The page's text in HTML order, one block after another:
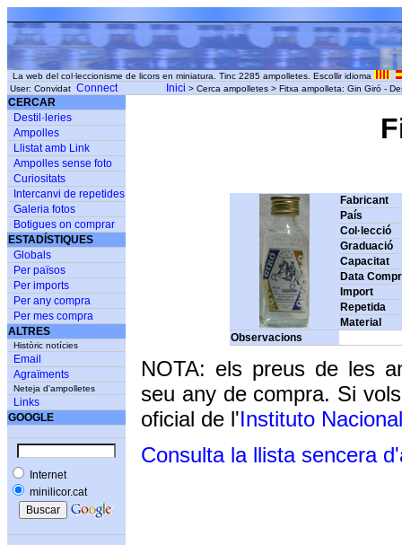
La web del col·leccionisme de licors en miniatura. Tinc 2285 ampolletes. Escollir idioma
User: Convidat Connect Inici > Cerca ampolletes > Fitxa ampolleta: Gin Giró -
CERCAR
Destil·leries
Ampolles
Llistat amb Link
Ampolles sense foto
Curiositats
Intercanvi de repetides
Galeria fotos
Botigues on comprar
ESTADÍSTIQUES
Globals
Per països
Per imports
Per any compra
Per mes compra
ALTRES
Històric notícies
Email
Agraïments
Neteja d'ampolletes
Links
GOOGLE
Internet
minilicor.cat
Fabricant
País
Col·lecció
Graduació
Capacitat
Data
Import
Repetida
Material
Observacions
NOTA: els preus de les
seu any de compra. Si
oficial de l'Instituto
Consulta la llista sencera